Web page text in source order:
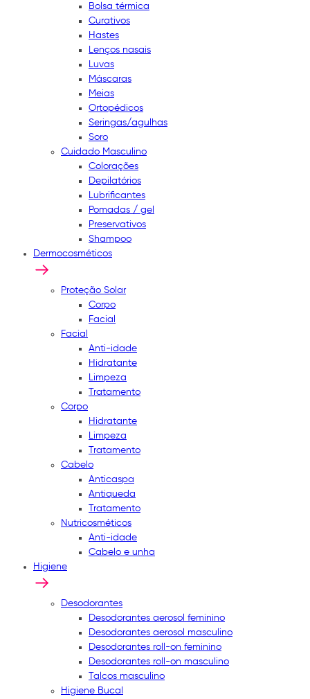
Bolsa térmica
Curativos
Hastes
Lenços nasais
Luvas
Máscaras
Meias
Ortopédicos
Seringas/agulhas
Soro
Cuidado Masculino
Colorações
Depilatórios
Lubrificantes
Pomadas / gel
Preservativos
Shampoo
Dermocosméticos
Proteção Solar
Corpo
Facial
Facial
Anti-idade
Hidratante
Limpeza
Tratamento
Corpo
Hidratante
Limpeza
Tratamento
Cabelo
Anticaspa
Antiqueda
Tratamento
Nutricosméticos
Anti-idade
Cabelo e unha
Higiene
Desodorantes
Desodorantes aerosol feminino
Desodorantes aerosol masculino
Desodorantes roll-on feminino
Desodorantes roll-on masculino
Talcos masculino
Higiene Bucal